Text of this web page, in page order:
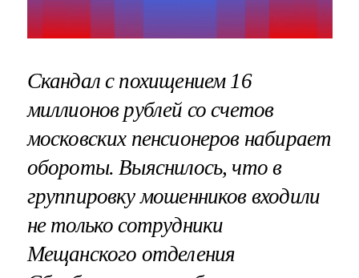
Скандал с похищением 16
миллионов рублей со счетов
московских пенсионеров набирает
обороты. Выяснилось, что в
группировку мошенников входили
не только сотрудники
Мещанского отделения